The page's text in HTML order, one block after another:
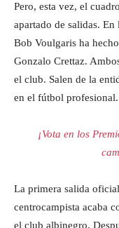
Pero, esta vez, el
apartado de salidas.
Bob Voulgaris ha
Gonzalo Crettaz.
el club. Salen de la
en el fútbol profesional.
¡Vota en los
La primera salida
centrocampista acaba
el club albinegro.